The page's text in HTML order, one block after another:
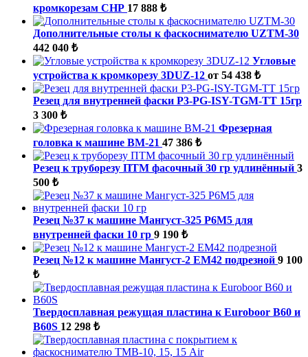
кромкорезам СНР 17 888 ₺
Дополнительные столы к фаскоснимателю UZTM-30
442 040 ₺
Угловые
устройства к кромкорезу 3DUZ-12 от 54 438 ₺
Резец для внутренней фаски P3-PG-ISY-TGM-ТТ 15гр
3 300 ₺
Фрезерная
головка к машине ВМ-21 47 386 ₺
Резец к труборезу ПТМ фасочный 30 гр удлинённый 3
500 ₺
Резец №37 к машине Мангуст-325 Р6М5 для
внутренней фаски 10 гр 9 190 ₺
Резец №12 к машине Мангуст-2 ЕМ42 подрезной 9 100
₺
Твердосплавная режущая пластина к Euroboor В60 и
В60S 12 298 ₺